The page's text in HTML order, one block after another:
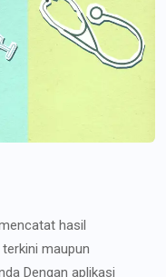
hasil
maupun
Dengan aplikasi